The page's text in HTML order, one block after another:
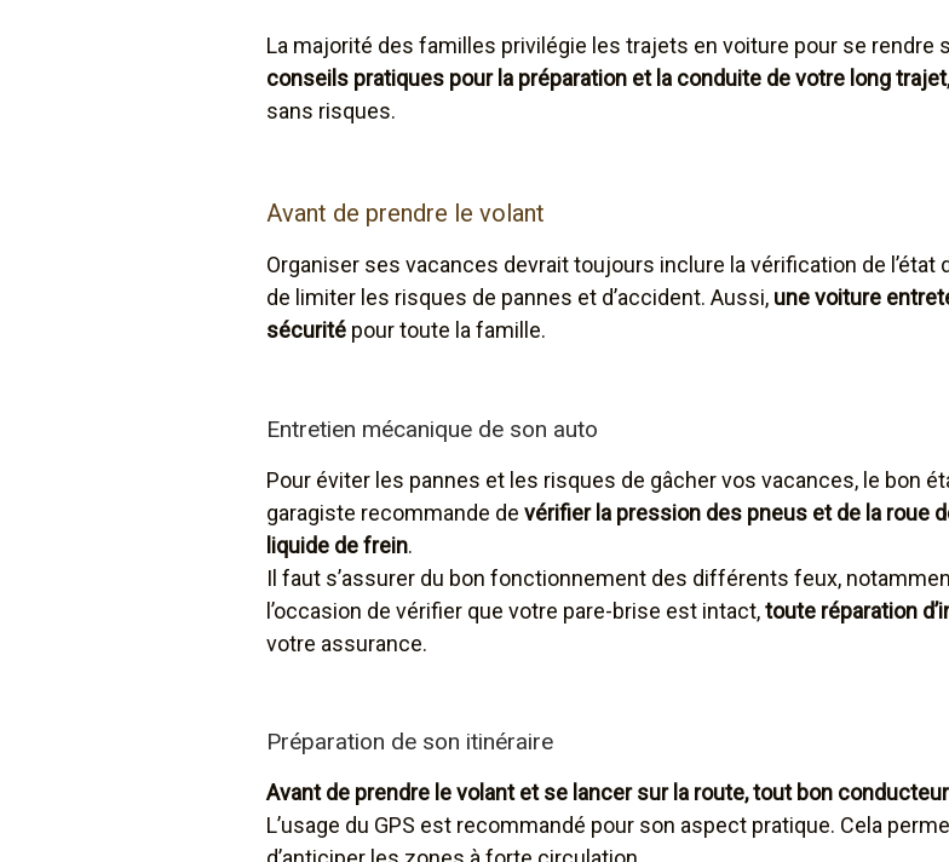
La majorité des familles privilégie les trajets en voiture pour se rendre
conseils pratiques pour la préparation et la conduite de votre long trajet
sans risques.
Avant de prendre le volant
Organiser ses vacances devrait toujours inclure la vérification de l’état
de limiter les risques de pannes et d’accident. Aussi, une voiture
sécurité pour toute la famille.
Entretien mécanique de son auto
Pour éviter les pannes et les risques de gâcher vos vacances, le bon
garagiste recommande de vérifier la pression des pneus et de la roue
liquide de frein.
Il faut s’assurer du bon fonctionnement des différents feux,
l’occasion de vérifier que votre pare-brise est intact,toute réparation
votre assurance.
Préparation de son itinéraire
Avant de prendre le volant et se lancer sur la route, tout bon
L’usage du GPS est recommandé pour son aspect pratique. Cela